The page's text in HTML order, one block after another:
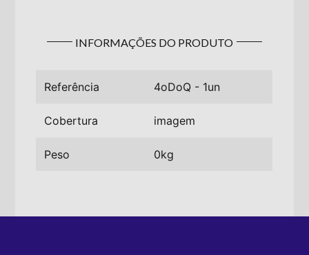
INFORMAÇÕES DO PRODUTO
Referência 4oDoQ - 1un
Cobertura imagem
Peso 0kg